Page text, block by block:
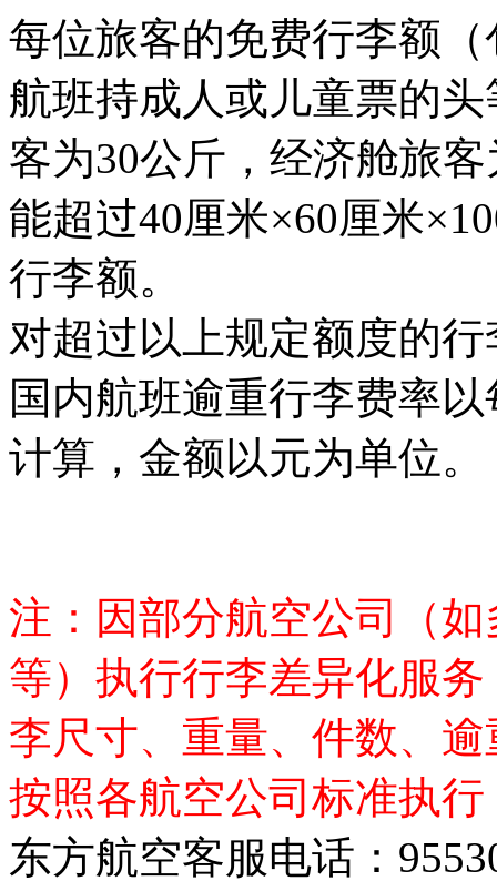
每位旅客的免费行李额
航班持成人或儿童票的
客为30公斤，经济舱旅
能超过40厘米×60厘米
行李额。
对超过以上规定额度的
国内航班逾重行李费率
计算，金额以元为单位。
注：因部分航空公司（如
等）执行行李差异化服
李尺寸、重量、件数、
按照各航空公司标准执
东方航空客服电话：